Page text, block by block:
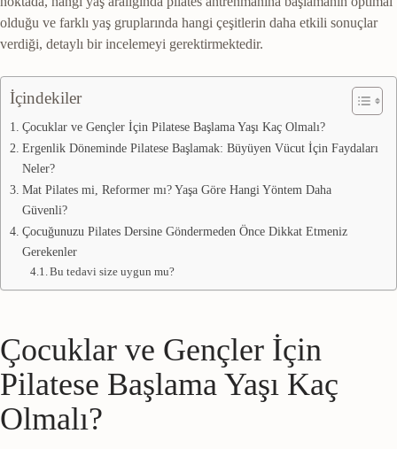
olduğu ve farklı yaş gruplarında hangi çeşitlerin daha etkili sonuçlar
verdiği, detaylı bir incelemeyi gerektirmektedir.
İçindekiler
Çocuklar ve Gençler İçin Pilatese Başlama Yaşı Kaç Olmalı?
Ergenlik Döneminde Pilatese Başlamak: Büyüyen Vücut İçin Faydaları
Neler?
Mat Pilates mi, Reformer mı? Yaşa Göre Hangi Yöntem Daha
Güvenli?
Çocuğunuzu Pilates Dersine Göndermeden Önce Dikkat Etmeniz
Gerekenler
Bu tedavi size uygun mu?
Çocuklar ve Gençler İçin
Pilatese Başlama Yaşı Kaç
Olmalı?